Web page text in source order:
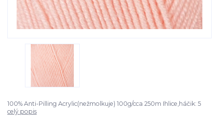
100% Anti-Pilling Acrylic(nežmolkuje) 100g/cca 250m Ihlice,háčik: 5
celý popis